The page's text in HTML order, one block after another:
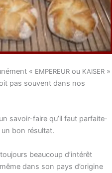
« EMPEREURou KAISER»
pas sou­vent dans nos
savoir-faire qu’il faut par­fai­te­
bon résultat.
beau­coup d’intérêt
dans son pays d’origine